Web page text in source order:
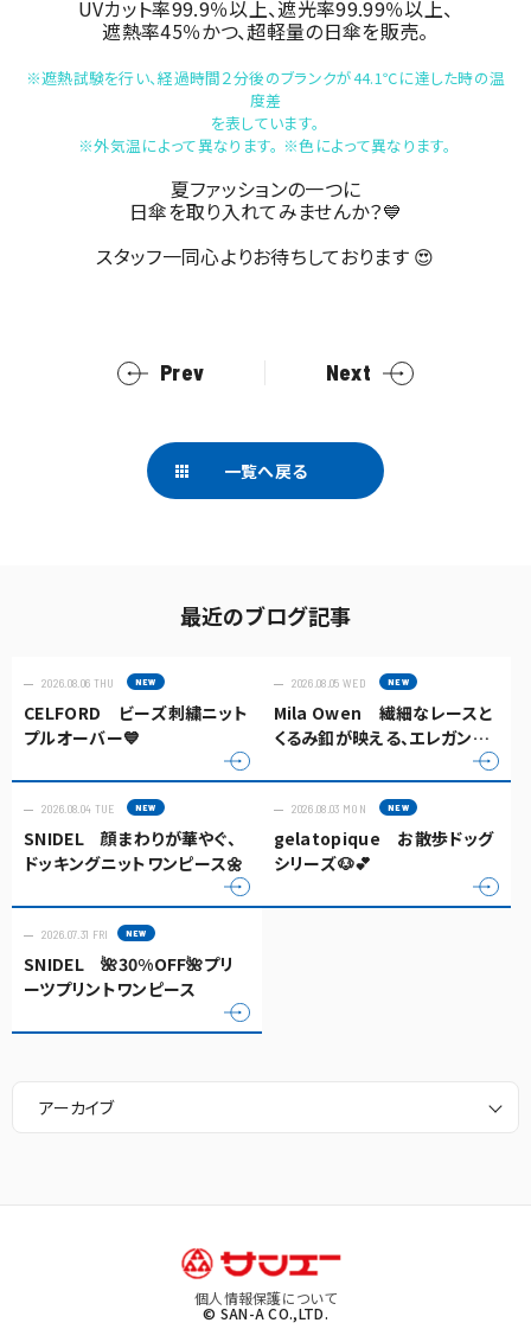
UVカット率99.9％以上、遮光率99.99％以上、
遮熱率45％かつ、超軽量の日傘を販売。
※遮熱試験を行い、経過時間２分後のブランクが44.1℃に達した時の温
度差
を表しています。
※外気温によって異なります。 ※色によって異なります。
夏ファッションの一つに
日傘を取り入れてみませんか？💙
スタッフ一同心よりお待ちしております 😍
Prev Next
一覧へ戻る
最近のブログ記事
2026.08.06 THU
CELFORD ビーズ刺繍ニット
プルオーバー💙
2026.08.05 WED
Mila Owen 繊細なレースと
くるみ釦が映える、エレガント
2026.08.04 TUE
SNIDEL 顔まわりが華やぐ、
ドッキングニットワンピース🌼
2026.08.03 MON
gelatopique お散歩ドッグ
シリーズ🐶💕
2026.07.31 FRI
SNIDEL 🌺30%OFF🌺プリ
ーツプリントワンピース
アーカイブ
個人情報保護について
© SAN-A CO.,LTD.